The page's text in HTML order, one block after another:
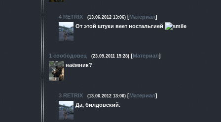
4 RETRIX (13.06.2012 13:06) [Материал]
От этой штуки веет ностальгией
1 свободовец (23.09.2011 15:28) [Материал]
наёмник?
3 RETRIX (13.06.2012 13:06) [Материал]
Да, билдовский.